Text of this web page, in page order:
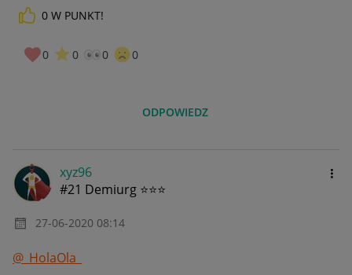
0 W PUNKT!
0 0 0 0
ODPOWIEDZ
xyz96
#21 Demiurg ⭐⭐⭐
‎27-06-2020 08:14
@_HolaOla_